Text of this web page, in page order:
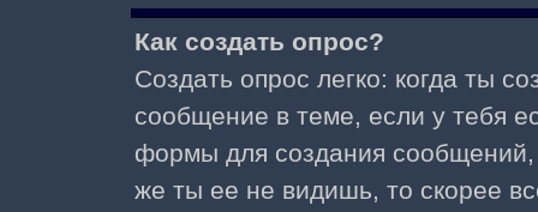
Как создать опрос?
Создать опрос легко: когда ты
сообщение в теме, если у тебя
формы для создания
же ты ее не видишь, то скорее